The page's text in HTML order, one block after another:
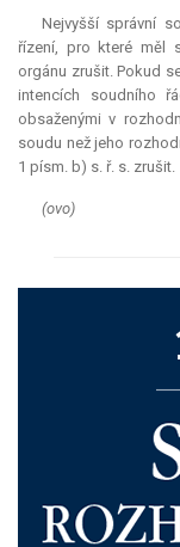
Nejvyšší správní
řízení, pro které měl
orgánu zrušit. Pokud
intencích soudního
obsaženými v
soudu než jeho
1 písm. b) s. ř. s. zrušit.
(ovo)